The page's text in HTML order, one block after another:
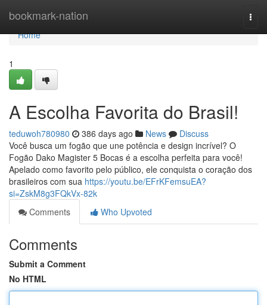
bookmark-nation
Home
Home
1
A Escolha Favorita do Brasil!
teduwoh780980 386 days ago News
Discuss
Você busca um fogão que une potência e design incrível? O
Fogão Dako Magister 5 Bocas é a escolha perfeita para você!
Apelado como favorito pelo público, ele conquista o coração dos
brasileiros com sua https://youtu.be/EFrKFemsuEA?
si=ZskM8g3FQkVx-82k
Comments
Who Upvoted
Comments
Submit a Comment
No HTML